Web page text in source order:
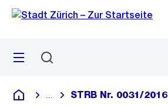
Navigation
Sprunglink
Menü
Deutsch
Blende alle Breadcrumbs ein
STRB Nr. 0031/2016